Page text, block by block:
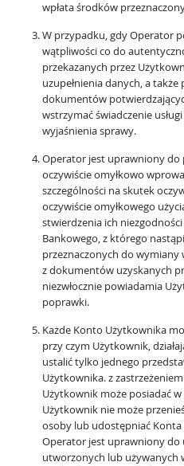
wpłata środków
W przypadku, gdy Operator
wątpliwości co do
przekazanych przez
uzupełnienia danych, a
dokumentów
wstrzymać świadczenie
wyjaśnienia sprawy.
Operator jest uprawniony
oczywiście omyłkowo
szczególności na skutek
oczywiście omyłkowego
stwierdzenia ich
Bankowego, z którego
przeznaczonych do
z dokumentów uzyskanych
niezwłocznie powiadamia
poprawki.
Każde Konto Użytkownika
przy czym Użytkownik,
ustalić tylko jednego
Użytkownika. z
Użytkownik może posiadać
Użytkownik nie może
osoby lub udostępniać
Operator jest uprawniony
utworzonych lub używanych